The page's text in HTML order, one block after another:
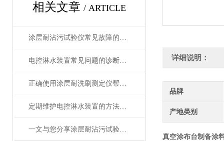
相关文章 / ARTICLE
涂层耐沾污试验仪常见故障的快速诊断与精准解决方法分享
电控淋水装置常见问题的诊断与解决方法分享
正确使用涂层耐洗刷测定仪帮助能更准确的评估涂层性能
定期维护电控淋水装置的方法及重要性介绍
一文与您分享涂层耐沾污试验仪的正确操作步骤
详细说明：
品牌
产地类别
真空涂布台制备涂